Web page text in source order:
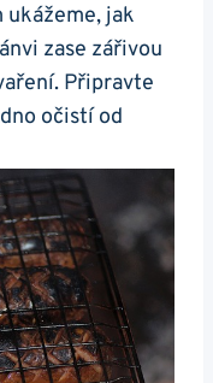
ukážeme, jak
zase zářivou
Připravte
očistí od